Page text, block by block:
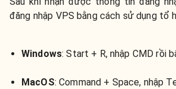
đăng nhập VPS bằng cách sử dụng tổ
Windows: Start + R, nhập CMD rồi
MacOS: Command + Space, nhập